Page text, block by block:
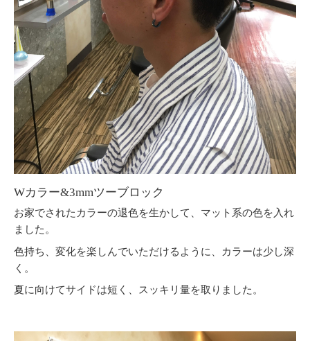
Wカラー&3mmツーブロック
お家でされたカラーの退色を生かして、マット系の色を入れ
ました。
色持ち、変化を楽しんでいただけるように、カラーは少し深
く。
夏に向けてサイドは短く、スッキリ量を取りました。